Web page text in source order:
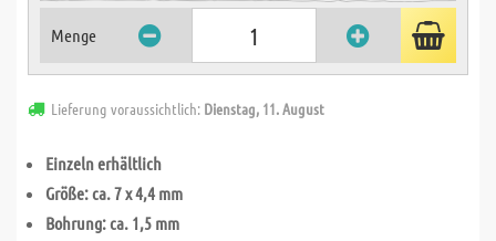
Menge
Lieferung voraussichtlich: Dienstag, 11. August
Einzeln erhältlich
Größe: ca. 7 x 4,4 mm
Bohrung: ca. 1,5 mm